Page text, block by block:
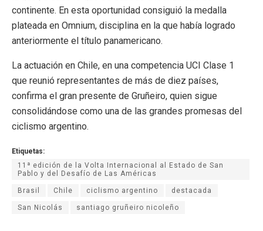
continente. En esta oportunidad consiguió la medalla
plateada en Omnium, disciplina en la que había logrado
anteriormente el título panamericano.
La actuación en Chile, en una competencia UCI Clase 1
que reunió representantes de más de diez países,
confirma el gran presente de Gruñeiro, quien sigue
consolidándose como una de las grandes promesas del
ciclismo argentino.
Etiquetas:
11ª edición de la Volta Internacional al Estado de San
Pablo y del Desafío de Las Américas
Brasil Chile ciclismo argentino destacada
San Nicolás santiago gruñeiro nicoleño